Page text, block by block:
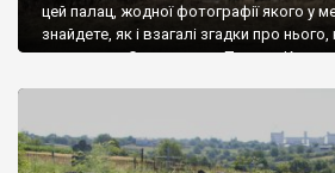
цей палац, жодної фотографії якого у
знайдете, як і взагалі згадки про
мешканець Самгородка. Палац у